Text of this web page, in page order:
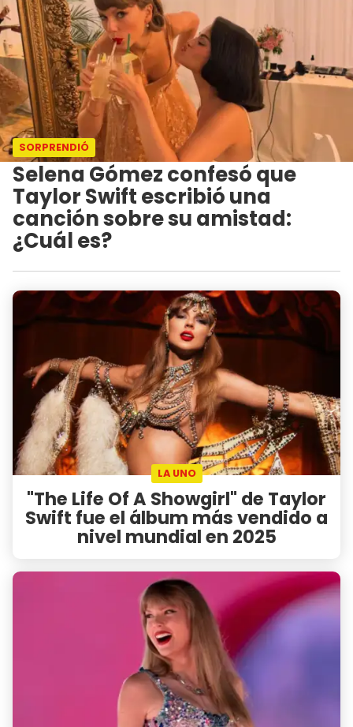
SORPRENDIÓ
Selena Gómez confesó que
Taylor Swift escribió una
canción sobre su amistad:
¿Cuál es?
LA UNO
"The Life Of A Showgirl" de Taylor
Swift fue el álbum más vendido a
nivel mundial en 2025